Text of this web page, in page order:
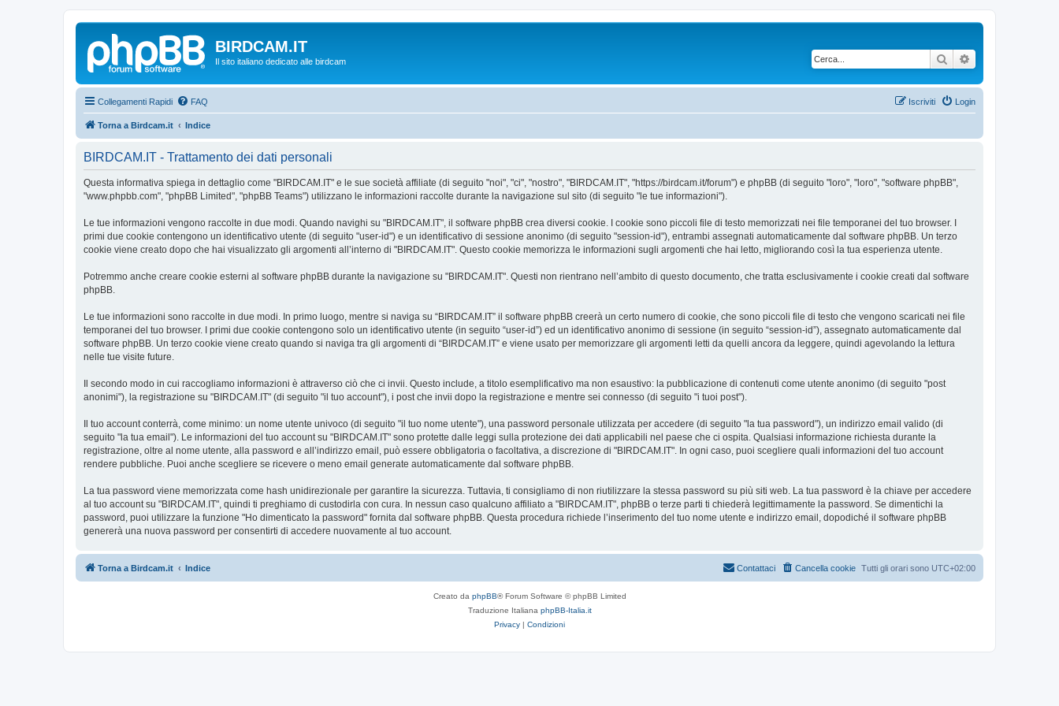
BIRDCAM.IT
Il sito italiano dedicato alle birdcam Cerca
Collegamenti Rapidi FAQ Login
Iscriviti
Torna a Birdcam.it Indice
BIRDCAM.IT - Trattamento dei dati personali
Questa informativa spiega in dettaglio come "BIRDCAM.IT" e le sue società affiliate (di seguito "noi", "ci", "nostro", "BIRDCAM.IT", "https://birdcam.it/forum") e phpBB (di seguito "loro", "loro", "software phpBB",
"www.phpbb.com", "phpBB Limited", "phpBB Teams") utilizzano le informazioni raccolte durante la navigazione sul sito (di seguito "le tue informazioni").
Le tue informazioni vengono raccolte in due modi. Quando navighi su "BIRDCAM.IT", il software phpBB crea diversi cookie. I cookie sono piccoli file di testo memorizzati nei file temporanei del tuo browser. I
primi due cookie contengono un identificativo utente (di seguito "user-id") e un identificativo di sessione anonimo (di seguito "session-id"), entrambi assegnati automaticamente dal software phpBB. Un terzo
cookie viene creato dopo che hai visualizzato gli argomenti all’interno di "BIRDCAM.IT". Questo cookie memorizza le informazioni sugli argomenti che hai letto, migliorando così la tua esperienza utente.
Potremmo anche creare cookie esterni al software phpBB durante la navigazione su "BIRDCAM.IT". Questi non rientrano nell’ambito di questo documento, che tratta esclusivamente i cookie creati dal software
phpBB.
Le tue informazioni sono raccolte in due modi. In primo luogo, mentre si naviga su “BIRDCAM.IT” il software phpBB creerà un certo numero di cookie, che sono piccoli file di testo che vengono scaricati nei file
temporanei del tuo browser. I primi due cookie contengono solo un identificativo utente (in seguito “user-id”) ed un identificativo anonimo di sessione (in seguito “session-id”), assegnato automaticamente dal
software phpBB. Un terzo cookie viene creato quando si naviga tra gli argomenti di “BIRDCAM.IT” e viene usato per memorizzare gli argomenti letti da quelli ancora da leggere, quindi agevolando la lettura
nelle tue visite future.
Il secondo modo in cui raccogliamo informazioni è attraverso ciò che ci invii. Questo include, a titolo esemplificativo ma non esaustivo: la pubblicazione di contenuti come utente anonimo (di seguito "post
anonimi"), la registrazione su "BIRDCAM.IT" (di seguito "il tuo account"), i post che invii dopo la registrazione e mentre sei connesso (di seguito "i tuoi post").
Il tuo account conterrà, come minimo: un nome utente univoco (di seguito "il tuo nome utente"), una password personale utilizzata per accedere (di seguito "la tua password"), un indirizzo email valido (di
seguito "la tua email"). Le informazioni del tuo account su "BIRDCAM.IT" sono protette dalle leggi sulla protezione dei dati applicabili nel paese che ci ospita. Qualsiasi informazione richiesta durante la
registrazione, oltre al nome utente, alla password e all’indirizzo email, può essere obbligatoria o facoltativa, a discrezione di "BIRDCAM.IT". In ogni caso, puoi scegliere quali informazioni del tuo account
rendere pubbliche. Puoi anche scegliere se ricevere o meno email generate automaticamente dal software phpBB.
La tua password viene memorizzata come hash unidirezionale per garantire la sicurezza. Tuttavia, ti consigliamo di non riutilizzare la stessa password su più siti web. La tua password è la chiave per accedere
al tuo account su "BIRDCAM.IT", quindi ti preghiamo di custodirla con cura. In nessun caso qualcuno affiliato a "BIRDCAM.IT", phpBB o terze parti ti chiederà legittimamente la password. Se dimentichi la
password, puoi utilizzare la funzione "Ho dimenticato la password" fornita dal software phpBB. Questa procedura richiede l’inserimento del tuo nome utente e indirizzo email, dopodiché il software phpBB
genererà una nuova password per consentirti di accedere nuovamente al tuo account.
Torna a Birdcam.it Indice Tutti gli orari sono UTC+02:00
Cancella cookie
Contattaci
Creato da phpBB® Forum Software © phpBB Limited
Traduzione Italiana phpBB-Italia.it
Privacy | Condizioni